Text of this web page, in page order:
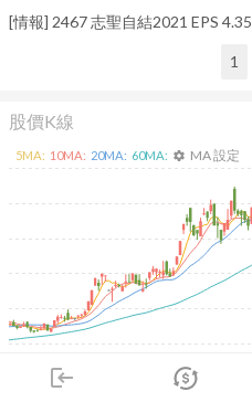
login
市場
[情報] 2467 志聖自結2021 EPS 4.35
1
股價K線
2026/02/06 2026/04/08
5MA: 10MA: 20MA: 60MA: settings MA 設定